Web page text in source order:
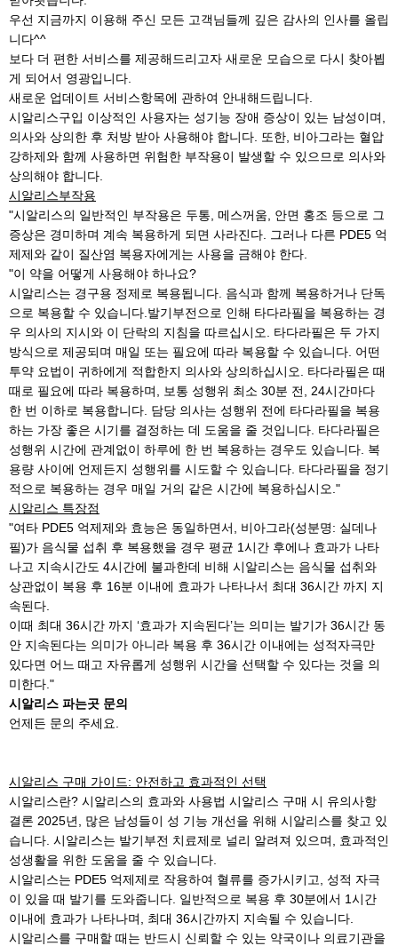
우선 지금까지 이용해 주신 모든 고객님들께 깊은 감사의 인사를 올립
니다^^
보다 더 편한 서비스를 제공해드리고자 새로운 모습으로 다시 찾아뵙
게 되어서 영광입니다.
새로운 업데이트 서비스항목에 관하여 안내해드립니다.
시알리스구입 이상적인 사용자는 성기능 장애 증상이 있는 남성이며,
의사와 상의한 후 처방 받아 사용해야 합니다. 또한, 비아그라는 혈압
강하제와 함께 사용하면 위험한 부작용이 발생할 수 있으므로 의사와
상의해야 합니다.
시알리스부작용
"시알리스의 일반적인 부작용은 두통, 메스꺼움, 안면 홍조 등으로 그
증상은 경미하며 계속 복용하게 되면 사라진다. 그러나 다른 PDE5 억
제제와 같이 질산염 복용자에게는 사용을 금해야 한다.
"이 약을 어떻게 사용해야 하나요?
시알리스는 경구용 정제로 복용됩니다. 음식과 함께 복용하거나 단독
으로 복용할 수 있습니다.발기부전으로 인해 타다라필을 복용하는 경
우 의사의 지시와 이 단락의 지침을 따르십시오. 타다라필은 두 가지
방식으로 제공되며 매일 또는 필요에 따라 복용할 수 있습니다. 어떤
투약 요법이 귀하에게 적합한지 의사와 상의하십시오. 타다라필은 때
때로 필요에 따라 복용하며, 보통 성행위 최소 30분 전, 24시간마다
한 번 이하로 복용합니다. 담당 의사는 성행위 전에 타다라필을 복용
하는 가장 좋은 시기를 결정하는 데 도움을 줄 것입니다. 타다라필은
성행위 시간에 관계없이 하루에 한 번 복용하는 경우도 있습니다. 복
용량 사이에 언제든지 성행위를 시도할 수 있습니다. 타다라필을 정기
적으로 복용하는 경우 매일 거의 같은 시간에 복용하십시오."
시알리스 특장점
"여타 PDE5 억제제와 효능은 동일하면서, 비아그라(성분명: 실데나
필)가 음식물 섭취 후 복용했을 경우 평균 1시간 후에나 효과가 나타
나고 지속시간도 4시간에 불과한데 비해 시알리스는 음식물 섭취와
상관없이 복용 후 16분 이내에 효과가 나타나서 최대 36시간 까지 지
속된다.
이때 최대 36시간 까지 ‘효과가 지속된다’는 의미는 발기가 36시간 동
안 지속된다는 의미가 아니라 복용 후 36시간 이내에는 성적자극만
있다면 어느 때고 자유롭게 성행위 시간을 선택할 수 있다는 것을 의
미한다."
시알리스 파는곳 문의
언제든 문의 주세요.
시알리스 구매 가이드: 안전하고 효과적인 선택
시알리스란? 시알리스의 효과와 사용법 시알리스 구매 시 유의사항
결론 2025년, 많은 남성들이 성 기능 개선을 위해 시알리스를 찾고 있
습니다. 시알리스는 발기부전 치료제로 널리 알려져 있으며, 효과적인
성생활을 위한 도움을 줄 수 있습니다.
시알리스는 PDE5 억제제로 작용하여 혈류를 증가시키고, 성적 자극
이 있을 때 발기를 도와줍니다. 일반적으로 복용 후 30분에서 1시간
이내에 효과가 나타나며, 최대 36시간까지 지속될 수 있습니다.
시알리스를 구매할 때는 반드시 신뢰할 수 있는 약국이나 의료기관을